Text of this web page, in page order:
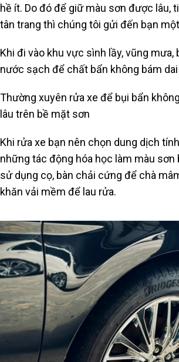
hề ít. Do đó để giữ màu sơn được lâu,
tân trang thì chúng tôi gửi đến bạn
Khi đi vào khu vực sình lầy, vũng mưa,
nước sạch để chất bẩn không bám
Thường xuyên rửa xe để bụi bẩn
lâu trên bề mặt sơn
Khi rửa xe bạn nên chọn dung dịch
những tác động hóa học làm màu sơn
sử dụng cọ, bàn chải cứng để chà
khăn vải mềm để lau rửa.